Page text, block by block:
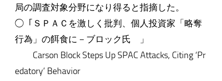
局の調査対象分野になり得ると指摘した。
◯「ＳＰＡＣを激しく批判、個人投資家「略奪
行為」の餌食に－ブロック氏 」
Carson Block Steps Up SPAC Attacks, Citing ‘Pr
edatory’ Behavior